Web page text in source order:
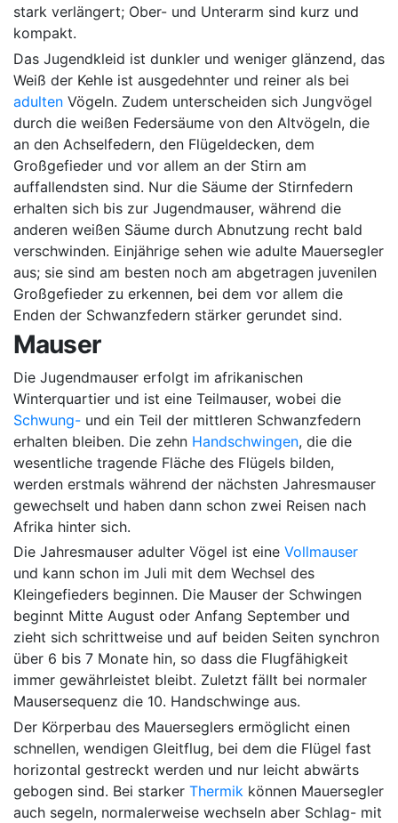
stark verlängert; Ober- und Unterarm sind kurz und
kompakt.
Das Jugendkleid ist dunkler und weniger glänzend, das
Weiß der Kehle ist ausgedehnter und reiner als bei
adulten Vögeln. Zudem unterscheiden sich Jungvögel
durch die weißen Federsäume von den Altvögeln, die
an den Achselfedern, den Flügeldecken, dem
Großgefieder und vor allem an der Stirn am
auffallendsten sind. Nur die Säume der Stirnfedern
erhalten sich bis zur Jugendmauser, während die
anderen weißen Säume durch Abnutzung recht bald
verschwinden. Einjährige sehen wie adulte Mauersegler
aus; sie sind am besten noch am abgetragen juvenilen
Großgefieder zu erkennen, bei dem vor allem die
Enden der Schwanzfedern stärker gerundet sind.
Mauser
Die Jugendmauser erfolgt im afrikanischen
Winterquartier und ist eine Teilmauser, wobei die
Schwung- und ein Teil der mittleren Schwanzfedern
erhalten bleiben. Die zehn Handschwingen, die die
wesentliche tragende Fläche des Flügels bilden,
werden erstmals während der nächsten Jahresmauser
gewechselt und haben dann schon zwei Reisen nach
Afrika hinter sich.
Die Jahresmauser adulter Vögel ist eine Vollmauser
und kann schon im Juli mit dem Wechsel des
Kleingefieders beginnen. Die Mauser der Schwingen
beginnt Mitte August oder Anfang September und
zieht sich schrittweise und auf beiden Seiten synchron
über 6 bis 7 Monate hin, so dass die Flugfähigkeit
immer gewährleistet bleibt. Zuletzt fällt bei normaler
Mausersequenz die 10. Handschwinge aus.
Der Körperbau des Mauerseglers ermöglicht einen
schnellen, wendigen Gleitflug, bei dem die Flügel fast
horizontal gestreckt werden und nur leicht abwärts
gebogen sind. Bei starker Thermik können Mauersegler
auch segeln, normalerweise wechseln aber Schlag- mit